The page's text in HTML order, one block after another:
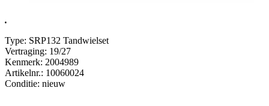
.
Type: SRP132 Tandwielset
Vertraging: 19/27
Kenmerk: 2004989
Artikelnr.: 10060024
Conditie: nieuw